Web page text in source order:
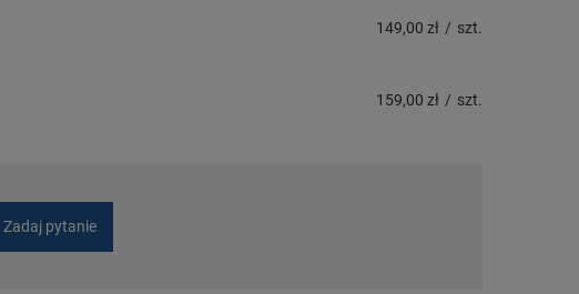
149,00 zł / szt.
159,00 zł / szt.
Zadaj pytanie